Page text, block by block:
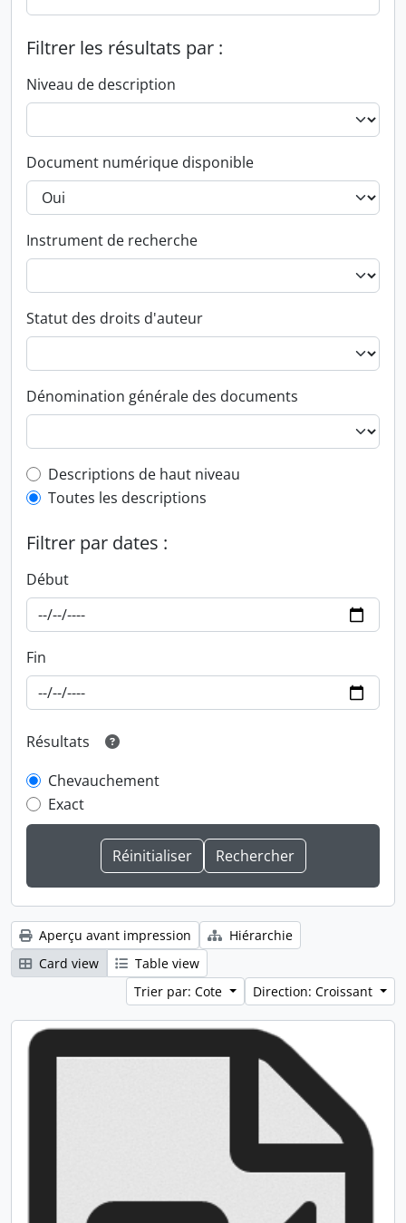
Filtrer les résultats par :
Niveau de description
Document numérique disponible
Instrument de recherche
Statut des droits d'auteur
Dénomination générale des documents
Top-level description filter
Descriptions de haut niveau
Toutes les descriptions
Filtrer par dates :
Début
Fin
Résultats
Chevauchement
Exact
Aperçu avant impression
Hiérarchie
Card view
Table view
Trier par: Cote
Direction: Croissant